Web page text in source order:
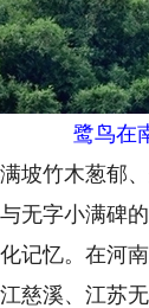
鹭鸟在
竹木葱郁、
无字小满碑
记忆。在河
慈溪、江苏